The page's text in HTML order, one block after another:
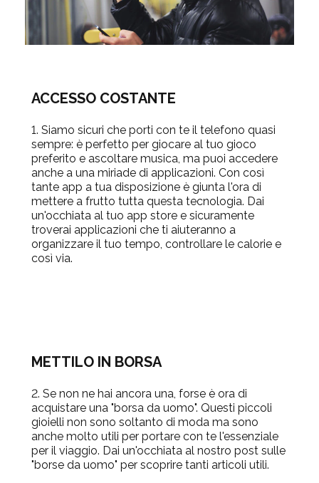
ACCESSO COSTANTE
1. Siamo sicuri che porti con te il telefono quasi
sempre: è perfetto per giocare al tuo gioco
preferito e ascoltare musica, ma puoi accedere
anche a una miriade di applicazioni. Con così
tante app a tua disposizione è giunta l'ora di
mettere a frutto tutta questa tecnologia. Dai
un'occhiata al tuo app store e sicuramente
troverai applicazioni che ti aiuteranno a
organizzare il tuo tempo, controllare le calorie e
così via.
METTILO IN BORSA
2. Se non ne hai ancora una, forse è ora di
acquistare una "borsa da uomo". Questi piccoli
gioielli non sono soltanto di moda ma sono
anche molto utili per portare con te l'essenziale
per il viaggio. Dai un'occhiata al nostro post sulle
"borse da uomo" per scoprire tanti articoli utili.